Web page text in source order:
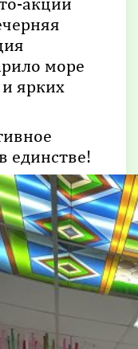
море
ярких
единстве!